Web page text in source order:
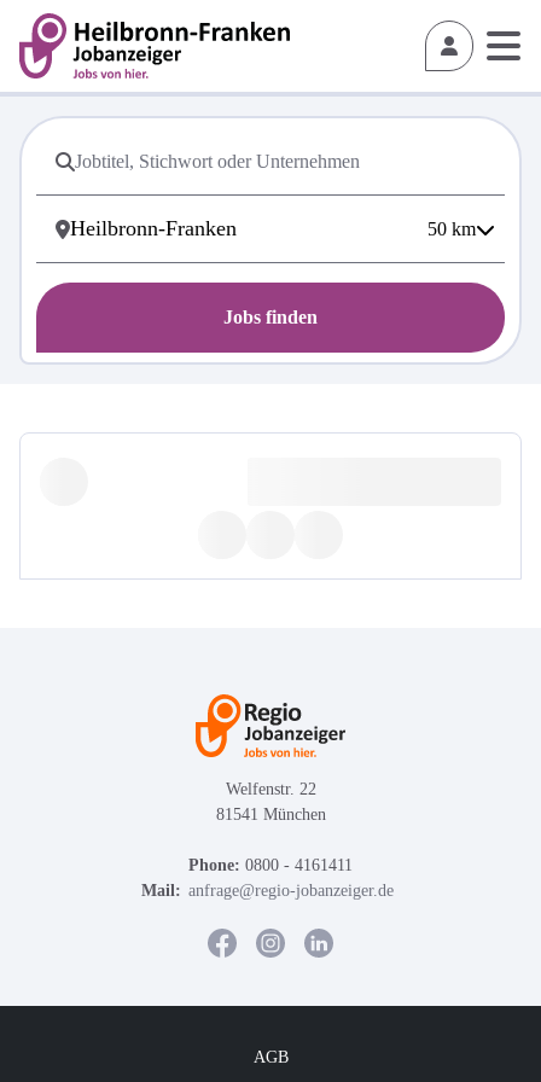
50 km
Jobs finden
Welfenstr. 22
81541 München
Phone: 0800 - 4161411
Mail: anfrage@regio-jobanzeiger.de
AGB